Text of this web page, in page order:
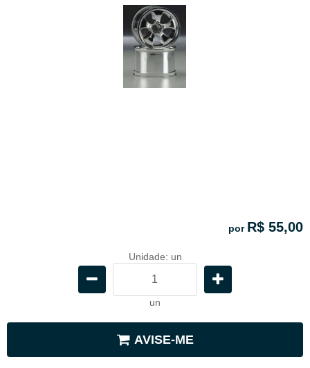
por R$ 55,00
Unidade: un
un
AVISE-ME